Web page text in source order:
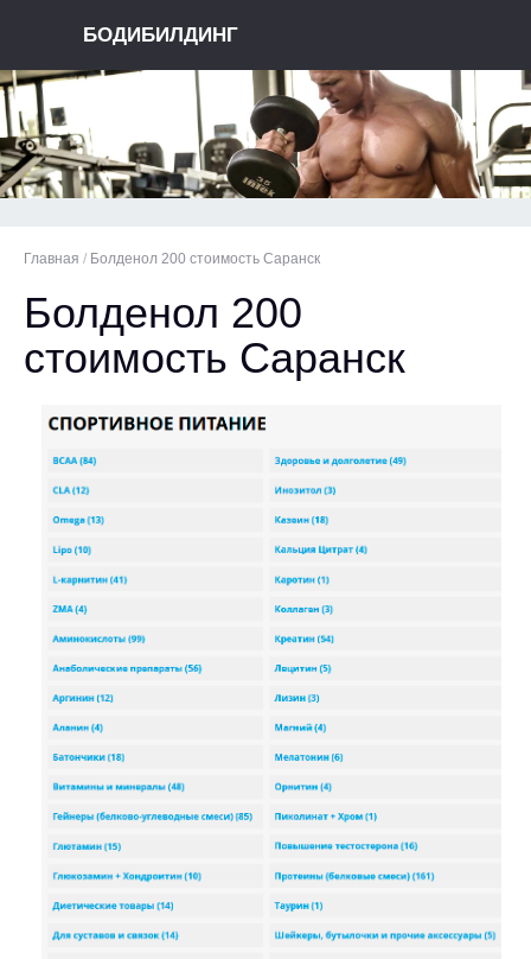
БОДИБИЛДИНГ
Главная / Болденол 200 стоимость Саранск
Болденол 200
стоимость Саранск